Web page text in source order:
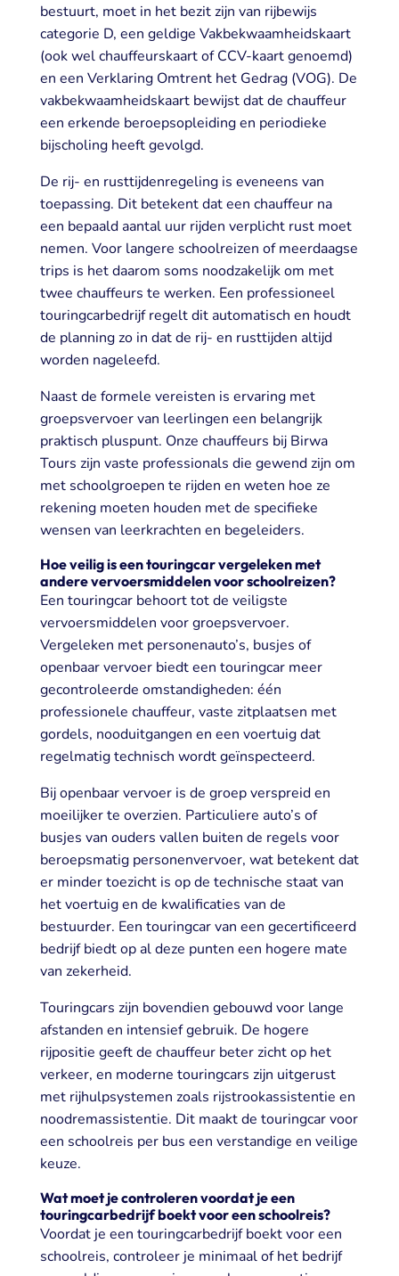
bestuurt, moet in het bezit zijn van rijbewijs
categorie D, een geldige Vakbekwaamheidskaart
(ook wel chauffeurskaart of CCV-kaart genoemd)
en een Verklaring Omtrent het Gedrag (VOG). De
vakbekwaamheidskaart bewijst dat de chauffeur
een erkende beroepsopleiding en periodieke
bijscholing heeft gevolgd.
De rij- en rusttijdenregeling is eveneens van
toepassing. Dit betekent dat een chauffeur na
een bepaald aantal uur rijden verplicht rust moet
nemen. Voor langere schoolreizen of meerdaagse
trips is het daarom soms noodzakelijk om met
twee chauffeurs te werken. Een professioneel
touringcarbedrijf regelt dit automatisch en houdt
de planning zo in dat de rij- en rusttijden altijd
worden nageleefd.
Naast de formele vereisten is ervaring met
groepsvervoer van leerlingen een belangrijk
praktisch pluspunt. Onze chauffeurs bij Birwa
Tours zijn vaste professionals die gewend zijn om
met schoolgroepen te rijden en weten hoe ze
rekening moeten houden met de specifieke
wensen van leerkrachten en begeleiders.
Hoe veilig is een touringcar vergeleken met
andere vervoersmiddelen voor schoolreizen?
Een touringcar behoort tot de veiligste
vervoersmiddelen voor groepsvervoer.
Vergeleken met personenauto’s, busjes of
openbaar vervoer biedt een touringcar meer
gecontroleerde omstandigheden: één
professionele chauffeur, vaste zitplaatsen met
gordels, nooduitgangen en een voertuig dat
regelmatig technisch wordt geïnspecteerd.
Bij openbaar vervoer is de groep verspreid en
moeilijker te overzien. Particuliere auto’s of
busjes van ouders vallen buiten de regels voor
beroepsmatig personenvervoer, wat betekent dat
er minder toezicht is op de technische staat van
het voertuig en de kwalificaties van de
bestuurder. Een touringcar van een gecertificeerd
bedrijf biedt op al deze punten een hogere mate
van zekerheid.
Touringcars zijn bovendien gebouwd voor lange
afstanden en intensief gebruik. De hogere
rijpositie geeft de chauffeur beter zicht op het
verkeer, en moderne touringcars zijn uitgerust
met rijhulpsystemen zoals rijstrookassistentie en
noodremassistentie. Dit maakt de touringcar voor
een schoolreis per bus een verstandige en veilige
keuze.
Wat moet je controleren voordat je een
touringcarbedrijf boekt voor een schoolreis?
Voordat je een touringcarbedrijf boekt voor een
schoolreis, controleer je minimaal of het bedrijf